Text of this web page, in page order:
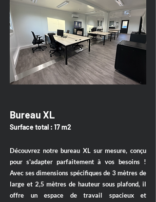
Bureau XL
Surface total : 17 m2
Découvrez notre bureau XL sur mesure, conçu
pour s'adapter parfaitement à vos besoins !
Avec ses dimensions spécifiques de 3 mètres de
large et 2,5 mètres de hauteur sous plafond, il
offre un espace de travail spacieux et